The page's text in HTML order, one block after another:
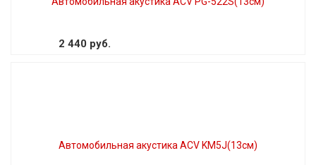
2 440 руб.
Автомобильная акустика ACV KM5J(13см)